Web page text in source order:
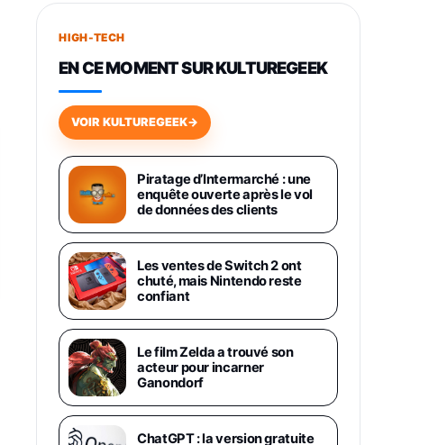
648,63€
Smartphone Android 5G avec
Galaxy AI, 512 Go, Chargeur
Secteur Rapide 25W Inclus,
Smartphone déverrouillé, Noir,
Version FR
1019€1399€Fnac (Vendeur Tiers)
Galaxy S26 Ultra 512 Go Bleu
1019€ 1399€ Fnac (Vendeur Tiers)
Galaxy S26 Ultra 256 Go Violet
892€1199€
Philips SHK2000BL - Casque
Enfant - Bleu & Répartiteur Audio
5 Casques, Blanc
24,94€29,96€Fnac (Vendeur Tiers)
HIGH-TECH
EN CE MOMENT SUR KULTUREGEEK
VOIR KULTUREGEEK→
Piratage d’Intermarché : une
enquête ouverte après le vol
de données des clients
Les ventes de Switch 2 ont
chuté, mais Nintendo reste
confiant
Le film Zelda a trouvé son
acteur pour incarner
Ganondorf
ChatGPT : la version gratuite